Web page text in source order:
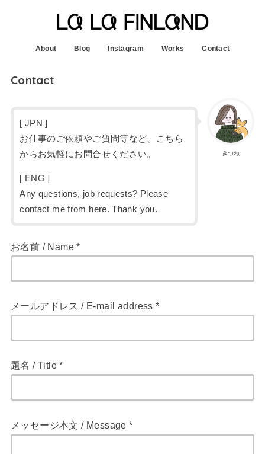
About Blog Instagram Works Contact
Contact
きつね
[ JPN ]
お仕事のご依頼やご質問等など、こちら
からお気軽にお問合せください。
[ ENG ]
Any questions, job requests? Please
contact me from here. Thank you.
お名前 / Name *
メールアドレス / E-mail address *
題名 / Title *
メッセージ本文 / Message *